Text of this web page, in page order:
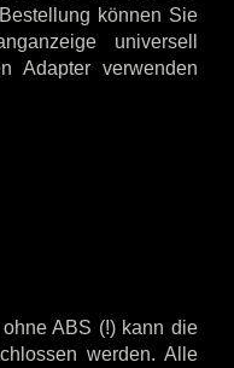
können Sie
universell
Adapter verwenden
ABS (!) kann die
werden. Alle